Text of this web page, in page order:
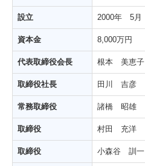
サービス案内資料
試験施設概要
信頼性保証体制
試験の実施基準
施設・使用機器
設立 2000年 5月
資本金 8,000万円
代表取締役会長 根本 美恵子
取締役社長 田川 吉彦
常務取締役 諸橋 昭雄
取締役 村田 充洋
取締役 小森谷 訓一